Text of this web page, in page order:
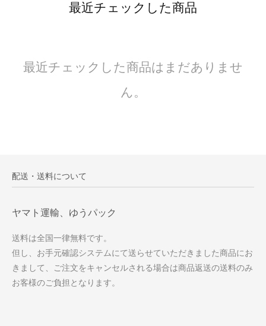
最近チェックした商品
最近チェックした商品はまだありませ
ん。
配送・送料について
ヤマト運輸、ゆうパック
送料は全国一律無料です。
但し、お手元確認システムにて送らせていただきました商品にお
きまして、ご注文をキャンセルされる場合は商品返送の送料のみ
お客様のご負担となります。